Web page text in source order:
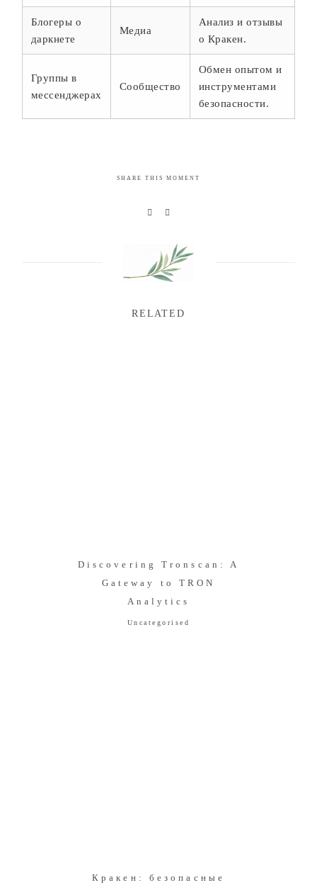
Блогеры о
даркнете
Медиа
Анализ и отзывы
о Кракен.
Группы в
мессенджерах
Сообщество
Обмен опытом и
инструментами
безопасности.
SHARE THIS MOMENT
RELATED
Discovering Tronscan: A
Gateway to TRON
Analytics
Uncategorised
Кракен: безопасные